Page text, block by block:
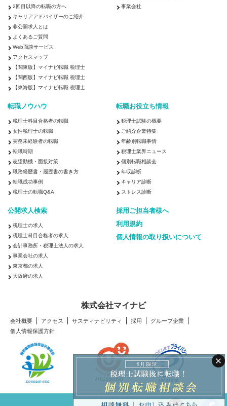
◇コンサルタント／監査法人／士業関連
戦略・業務・会計コンサルタント
◇金融専門職
投資銀行系業務 投資事業
◇経営／企画／管理／事務
北海道・東北
北海道 青森県 宮城県 秋田県
関東
茨城県 栃木県 埼玉県 千葉県
北陸・甲信越
新潟県 富山県 福井県 山梨県
東海
三重県
関西
滋賀県 京都府 大阪府
中国・四国
鳥取県 島根県
福岡県 佐賀県 長崎県 熊本県 大分県 宮崎県
200万以上 300万以上 400万以上 500万以上 600万以上
900万以上 1,000万以上 1,100万以上
2回目以降の転職の方へ
キャリアアドバイザーのご紹介
非公開求人とは
よくあるご質問
Web面談サービス
アクセスマップ
【関東版】マイナビ転職 税理士
【関西版】マイナビ転職 税理士
【東海版】マイナビ転職 税理士
事業会社
転職ノウハウ
税理士科目合格者の転職
女性税理士の転職
実務未経験者の転職
転職時期
志望動機・面接対策
職務経歴書・履歴書の書き方
転職成功事例
税理士の転職Q&A
転職お役立ち情報
税理士試験の概要
ご紹介企業特集
年齢別転職事情
税理士業界ニュース
個別転職相談会
年収診断
キャリア診断
ストレス診断
公開求人検索
税理士の求人
税理士科目合格者の求人
会計事務所・税理士法人の求人
事業会社の求人
東京都の求人
大阪府の求人
採用ご担当者様へ
利用規約
個人情報の取り扱いについて
株式会社マイナビ
会社概要 アクセス サスティナビリティ 採用
グループ企業
個人情報保護方針